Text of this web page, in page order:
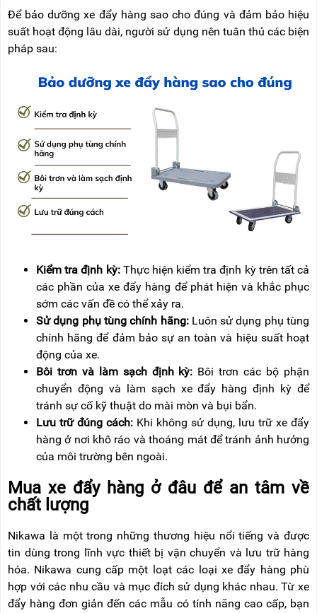
Để bảo dưỡng xe đẩy hàng sao cho đúng và đảm bảo hiệu
suất hoạt động lâu dài, người sử dụng nên tuân thủ các biện
pháp sau:
Kiểm tra định kỳ: Thực hiện kiểm tra định kỳ trên tất cả
các phần của xe đẩy hàng để phát hiện và khắc phục
sớm các vấn đề có thể xảy ra.
Sử dụng phụ tùng chính hãng: Luôn sử dụng phụ tùng
chính hãng để đảm bảo sự an toàn và hiệu suất hoạt
động của xe.
Bôi trơn và làm sạch định kỳ: Bôi trơn các bộ phận
chuyển động và làm sạch xe đẩy hàng định kỳ để
tránh sự cố kỹ thuật do mài mòn và bụi bẩn.
Lưu trữ đúng cách: Khi không sử dụng, lưu trữ xe đẩy
hàng ở nơi khô ráo và thoáng mát để tránh ảnh hưởng
của môi trường bên ngoài.
Mua xe đẩy hàng ở đâu để an tâm về
chất lượng
Nikawa là một trong những thương hiệu nổi tiếng và được
tin dùng trong lĩnh vực thiết bị vận chuyển và lưu trữ hàng
hóa. Nikawa cung cấp một loạt các loại xe đẩy hàng phù
hợp với các nhu cầu và mục đích sử dụng khác nhau. Từ xe
đẩy hàng đơn giản đến các mẫu có tính năng cao cấp, bạn